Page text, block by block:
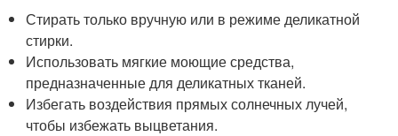
Стирать только вручную или в режиме деликатной
стирки.
Использовать мягкие моющие средства,
предназначенные для деликатных тканей.
Избегать воздействия прямых солнечных лучей,
чтобы избежать выцветания.